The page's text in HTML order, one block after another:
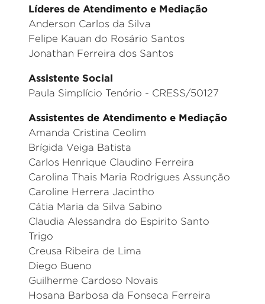
Líderes de Atendimento e Mediação
Anderson Carlos da Silva
Felipe Kauan do Rosário Santos
Jonathan Ferreira dos Santos
Assistente Social
Paula Simplício Tenório - CRESS/50127
Assistentes de Atendimento e Mediação
Amanda Cristina Ceolim
Brígida Veiga Batista
Carlos Henrique Claudino Ferreira
Carolina Thais Maria Rodrigues Assunção
Caroline Herrera Jacintho
Cátia Maria da Silva Sabino
Claudia Alessandra do Espirito Santo
Trigo
Creusa Ribeira de Lima
Diego Bueno
Guilherme Cardoso Novais
Hosana Barbosa da Fonseca Ferreira